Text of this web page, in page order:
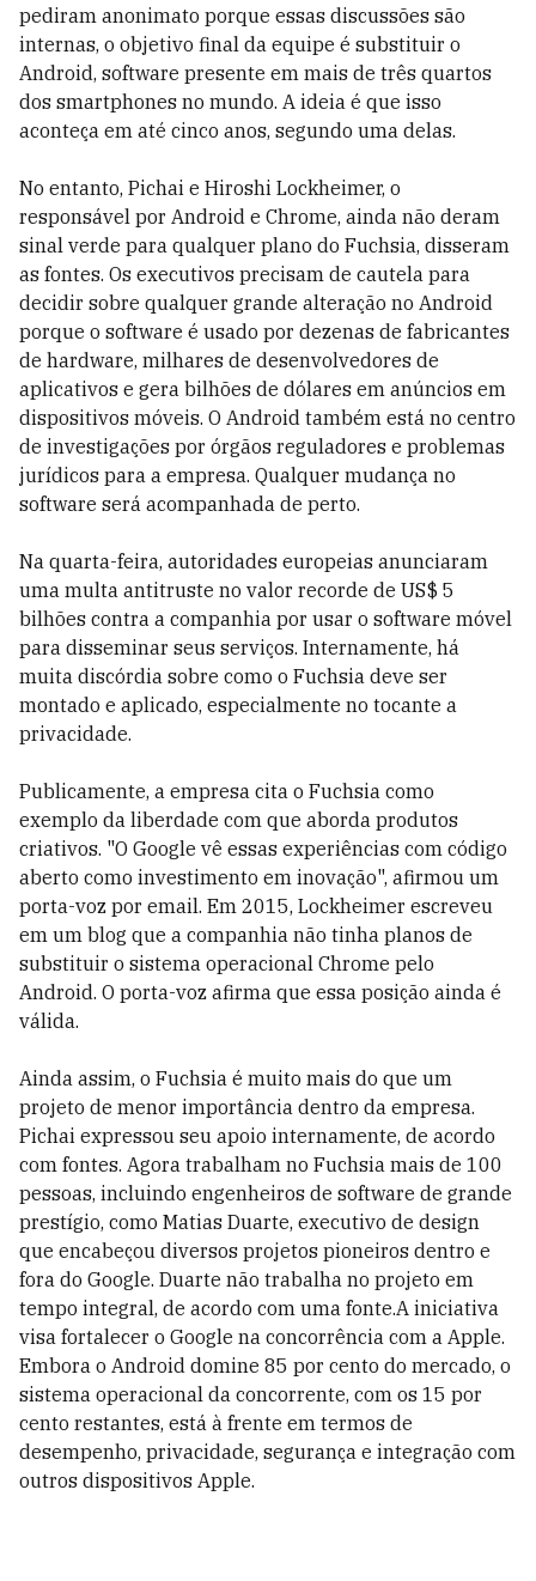
pediram anonimato porque essas discussões são
internas, o objetivo final da equipe é substituir o
Android, software presente em mais de três quartos
dos smartphones no mundo. A ideia é que isso
aconteça em até cinco anos, segundo uma delas.
No entanto, Pichai e Hiroshi Lockheimer, o
responsável por Android e Chrome, ainda não deram
sinal verde para qualquer plano do Fuchsia, disseram
as fontes. Os executivos precisam de cautela para
decidir sobre qualquer grande alteração no Android
porque o software é usado por dezenas de fabricantes
de hardware, milhares de desenvolvedores de
aplicativos e gera bilhões de dólares em anúncios em
dispositivos móveis. O Android também está no centro
de investigações por órgãos reguladores e problemas
jurídicos para a empresa. Qualquer mudança no
software será acompanhada de perto.
Na quarta-feira, autoridades europeias anunciaram
uma multa antitruste no valor recorde de US$ 5
bilhões contra a companhia por usar o software móvel
para disseminar seus serviços. Internamente, há
muita discórdia sobre como o Fuchsia deve ser
montado e aplicado, especialmente no tocante a
privacidade.
Publicamente, a empresa cita o Fuchsia como
exemplo da liberdade com que aborda produtos
criativos. "O Google vê essas experiências com código
aberto como investimento em inovação", afirmou um
porta-voz por email. Em 2015, Lockheimer escreveu
em um blog que a companhia não tinha planos de
substituir o sistema operacional Chrome pelo
Android. O porta-voz afirma que essa posição ainda é
válida.
Ainda assim, o Fuchsia é muito mais do que um
projeto de menor importância dentro da empresa.
Pichai expressou seu apoio internamente, de acordo
com fontes. Agora trabalham no Fuchsia mais de 100
pessoas, incluindo engenheiros de software de grande
prestígio, como Matias Duarte, executivo de design
que encabeçou diversos projetos pioneiros dentro e
fora do Google. Duarte não trabalha no projeto em
tempo integral, de acordo com uma fonte.A iniciativa
visa fortalecer o Google na concorrência com a Apple.
Embora o Android domine 85 por cento do mercado, o
sistema operacional da concorrente, com os 15 por
cento restantes, está à frente em termos de
desempenho, privacidade, segurança e integração com
outros dispositivos Apple.